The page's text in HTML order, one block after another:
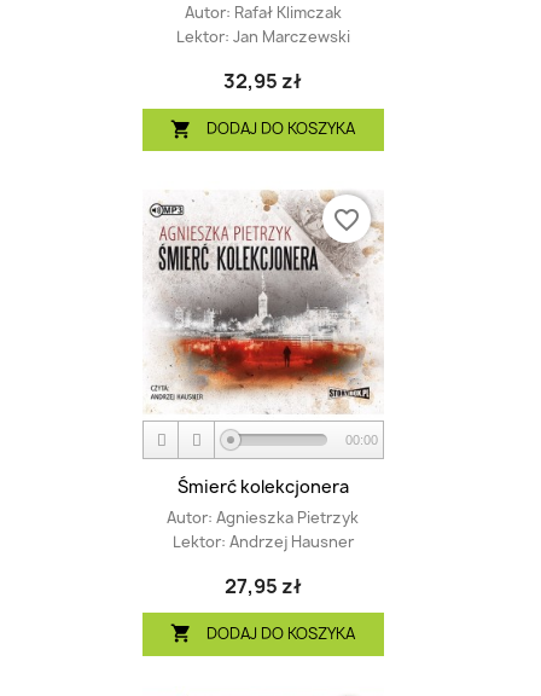
Autor: Rafał Klimczak
Lektor: Jan Marczewski
32,95 zł
 DODAJ DO KOSZYKA
00:00
Śmierć kolekcjonera
Autor: Agnieszka Pietrzyk
Lektor: Andrzej Hausner
27,95 zł
 DODAJ DO KOSZYKA
favorite_border